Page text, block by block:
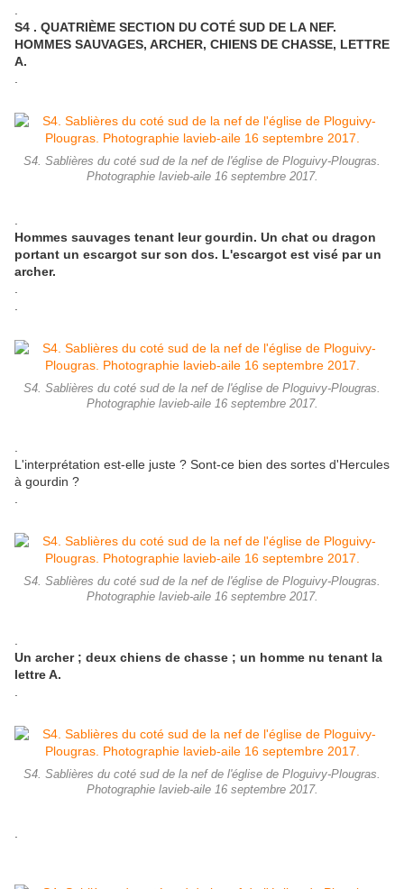
S4 . QUATRIÈME SECTION DU COTÉ SUD DE LA NEF.
HOMMES SAUVAGES, ARCHER, CHIENS DE CHASSE, LETTRE
A.
S4. Sablières du coté sud de la nef de l'église de Ploguivy-Plougras.
Photographie lavieb-aile 16 septembre 2017.
Hommes sauvages tenant leur gourdin. Un chat ou dragon
portant un escargot sur son dos. L'escargot est visé par un
archer.
S4. Sablières du coté sud de la nef de l'église de Ploguivy-Plougras.
Photographie lavieb-aile 16 septembre 2017.
L'interprétation est-elle juste ? Sont-ce bien des sortes d'Hercules
à gourdin ?
S4. Sablières du coté sud de la nef de l'église de Ploguivy-Plougras.
Photographie lavieb-aile 16 septembre 2017.
Un archer ; deux chiens de chasse ; un homme nu tenant la
lettre A.
S4. Sablières du coté sud de la nef de l'église de Ploguivy-Plougras.
Photographie lavieb-aile 16 septembre 2017.